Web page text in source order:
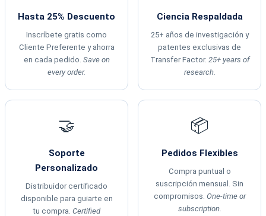
Hasta 25% Descuento
Inscríbete gratis como
Cliente Preferente y ahorra
en cada pedido. Save on
every order.
Ciencia Respaldada
25+ años de investigación y
patentes exclusivas de
Transfer Factor. 25+ years of
research.
🤝
Soporte
Personalizado
Distribuidor certificado
disponible para guiarte en
tu compra. Certified
📦
Pedidos Flexibles
Compra puntual o
suscripción mensual. Sin
compromisos. One-time or
subscription.